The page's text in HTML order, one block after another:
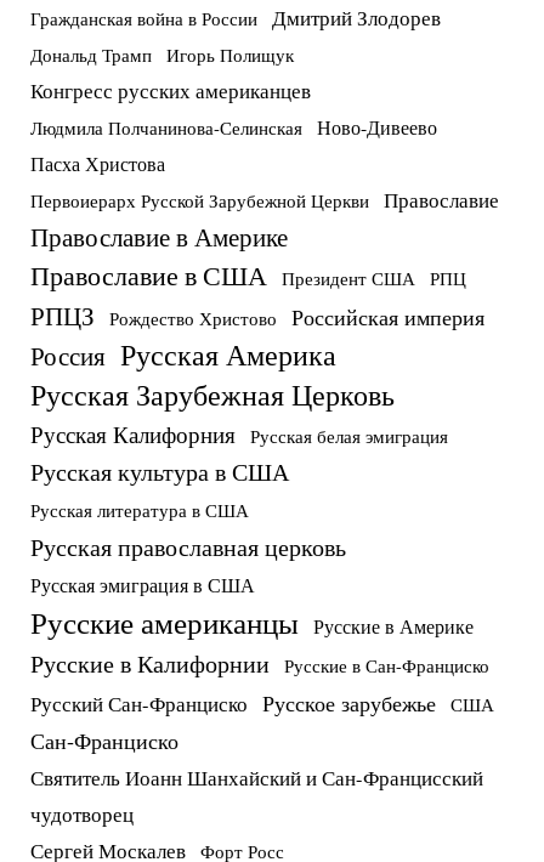
Гражданская война в России Дмитрий Злодорев
Дональд Трамп Игорь Полищук
Конгресс русских американцев
Людмила Полчанинова-Селинская Ново-Дивеево
Пасха Христова
Первоиерарх Русской Зарубежной Церкви Православие
Православие в Америке
Православие в США Президент США РПЦ
РПЦЗ Рождество Христово Российская империя
Россия Русская Америка
Русская Зарубежная Церковь
Русская Калифорния Русская белая эмиграция
Русская культура в США
Русская литература в США
Русская православная церковь
Русская эмиграция в США
Русские американцы Русские в Америке
Русские в Калифорнии Русские в Сан-Франциско
Русский Сан-Франциско Русское зарубежье США
Сан-Франциско
Святитель Иоанн Шанхайский и Сан-Францисский
чудотворец
Сергей Москалев Форт Росс